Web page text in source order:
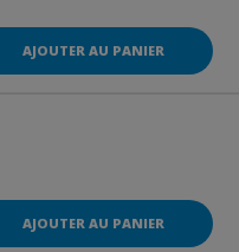
AJOUTER AU PANIER
AJOUTER AU PANIER